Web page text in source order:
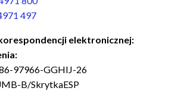
497
elektronicznej:
97966-GGHIJ-26
B/SkrytkaESP